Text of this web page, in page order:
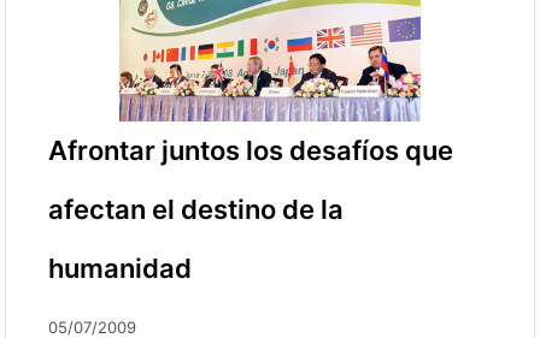
Afrontar juntos los desafíos que
afectan el destino de la
humanidad
05/07/2009